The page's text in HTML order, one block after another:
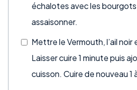
échalotes avec les
assaisonner.
Mettre le Vermouth, l’ail noir
Laisser cuire 1 minute puis
cuisson. Cuire de nouveau 1